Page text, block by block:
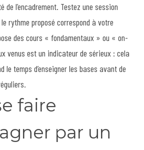
l’encadrement. Testez une session
rythme proposé correspond à votre
des cours « fondamentaux » ou « on-
venus est un indicateur de sérieux : cela
le temps d’enseigner les bases avant de
faire
par un